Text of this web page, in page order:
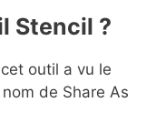
Stencil ?
outil a vu le
de Share As